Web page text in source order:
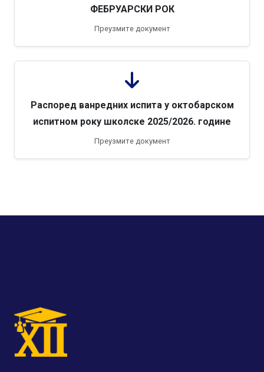
ФЕБРУАРСКИ РОК
Преузмите документ
Распоред ванредних испита у октобарском
испитном року школске 2025/2026. године
Преузмите документ